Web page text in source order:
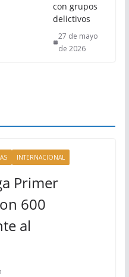
con grupos
delictivos
27 de mayo
de 2026
INTERNACIONAL
Primer
600
al